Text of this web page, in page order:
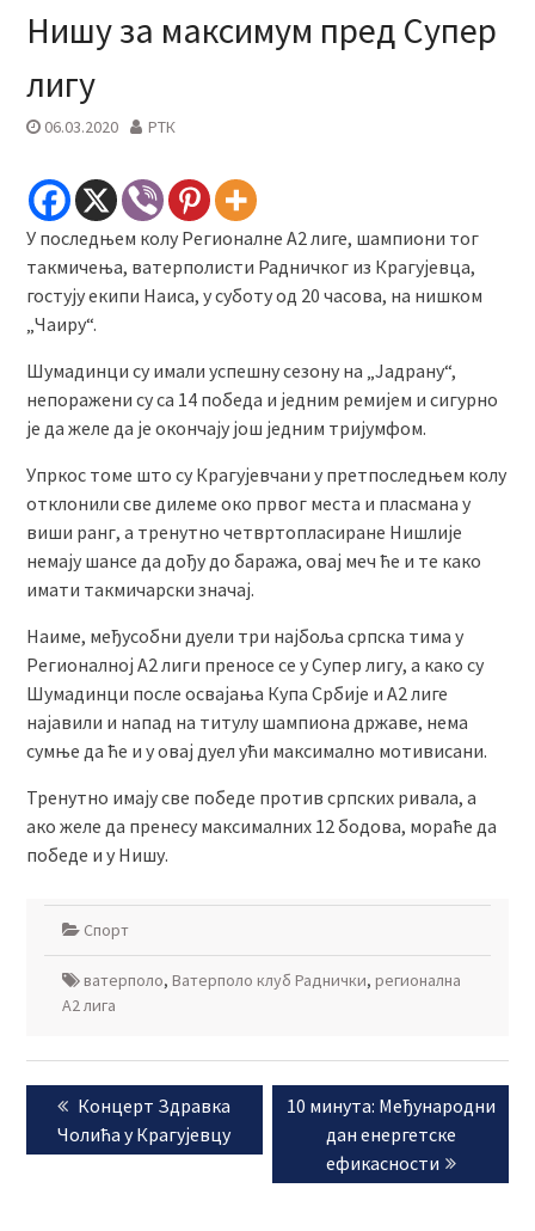
Нишу за максимум пред Супер
лигу
06.03.2020 РТК
У последњем колу Регионалне А2 лиге, шампиони тог
такмичења, ватерполисти Радничког из Крагујевца,
гостују екипи Наиса, у суботу од 20 часова, на нишком
„Чаиру“.
Шумадинци су имали успешну сезону на „Јадрану“,
непоражени су са 14 победа и једним ремијем и сигурно
је да желе да је окончају још једним тријумфом.
Упркос томе што су Крагујевчани у претпоследњем колу
отклонили све дилеме око првог места и пласмана у
виши ранг, а тренутно четвртопласиране Нишлије
немају шансе да дођу до баража, овај меч ће и те како
имати такмичарски значај.
Наиме, међусобни дуели три најбоља српска тима у
Регионалној А2 лиги преносе се у Супер лигу, а како су
Шумадинци после освајања Купа Србије и А2 лиге
најавили и напад на титулу шампиона државе, нема
сумње да ће и у овај дуел ући максимално мотивисани.
Тренутно имају све победе против српских ривала, а
ако желе да пренесу максималних 12 бодова, мораће да
победе и у Нишу.
Спорт
ватерполо, Ватерполо клуб Раднички, регионална
А2 лига
Кретање
чланкаPrevious
post:
Концерт Здравка
Чолића у Крагујевцу
Next
10 минута: Међународни
дан енергетске
ефикасности